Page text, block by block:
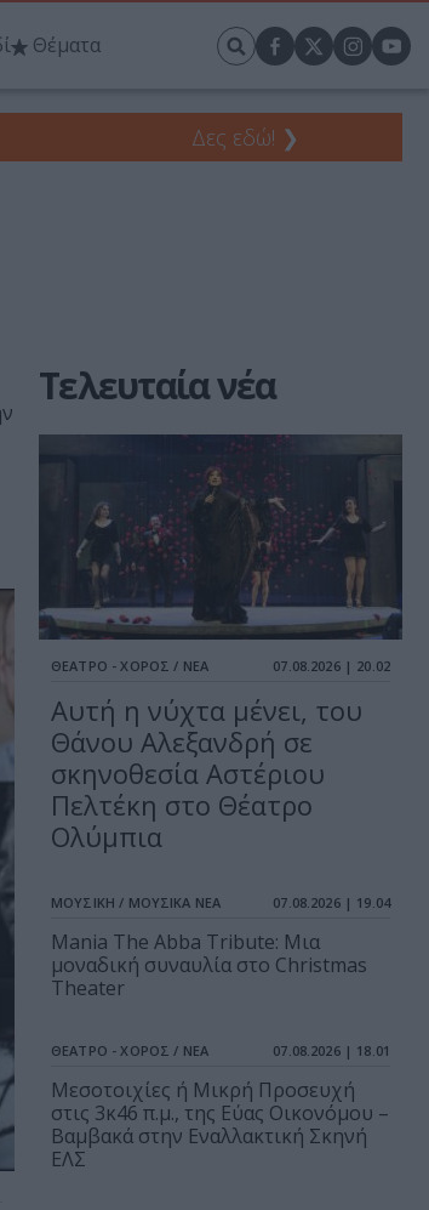
Θέματα
Δες εδώ! ❯
Τελευταία νέα
ΘΕΑΤΡΟ - ΧΟΡΟΣ / ΝΕΑ 07.08.2026 | 20.02
Αυτή η νύχτα μένει, του
Θάνου Αλεξανδρή σε
σκηνοθεσία Αστέριου
Πελτέκη στο Θέατρο
Ολύμπια
ΜΟΥΣΙΚΗ / ΜΟΥΣΙΚΑ ΝΕΑ 07.08.2026 | 19.04
Mania The Abba Tribute: Μια
μοναδική συναυλία στο Christmas
Theater
ΘΕΑΤΡΟ - ΧΟΡΟΣ / ΝΕΑ 07.08.2026 | 18.01
Μεσοτοιχίες ή Μικρή Προσευχή
στις 3κ46 π.μ., της Εύας Οικονόμου –
Βαμβακά στην Εναλλακτική Σκηνή
ΕΛΣ